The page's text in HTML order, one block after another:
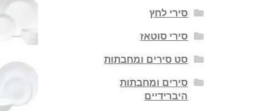
סירי לחץ
סירי סוטאז
סט סירים ומחבתות
סירים ומחבתות
היברידיים